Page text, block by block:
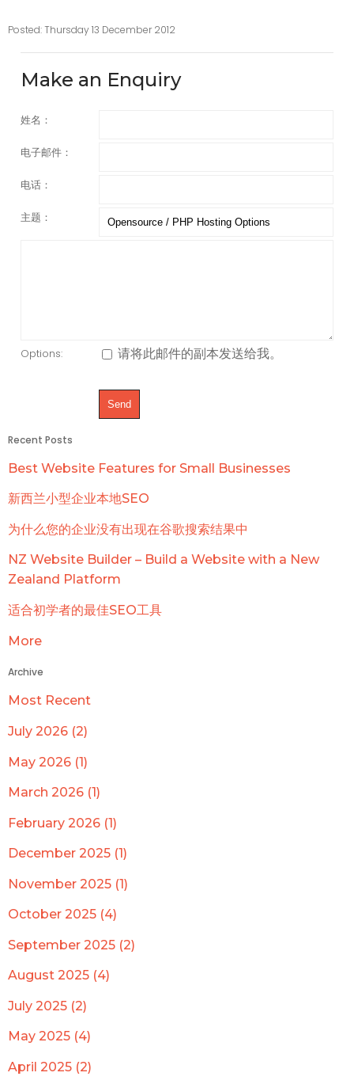
Posted: Thursday 13 December 2012
Make an Enquiry
姓名：
电子邮件：
电话：
主题：
Options: 请将此邮件的副本发送给我。
Recent Posts
Best Website Features for Small Businesses
新西兰小型企业本地SEO
为什么您的企业没有出现在谷歌搜索结果中
NZ Website Builder – Build a Website with a New
Zealand Platform
适合初学者的最佳SEO工具
More
Archive
Most Recent
July 2026 (2)
May 2026 (1)
March 2026 (1)
February 2026 (1)
December 2025 (1)
November 2025 (1)
October 2025 (4)
September 2025 (2)
August 2025 (4)
July 2025 (2)
May 2025 (4)
April 2025 (2)